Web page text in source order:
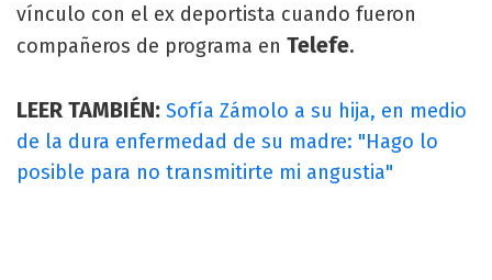
vínculo con el ex deportista cuando fueron
compañeros de programa en Telefe.
LEER TAMBIÉN: Sofía Zámolo a su hija, en medio
de la dura enfermedad de su madre: "Hago lo
posible para no transmitirte mi angustia"